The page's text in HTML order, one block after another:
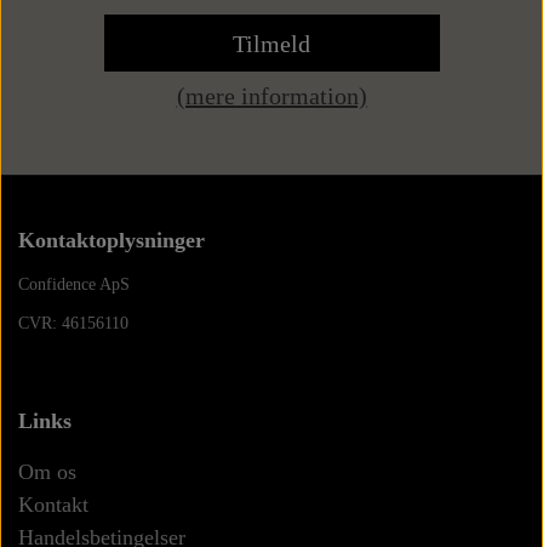
Tilmeld
(mere information)
Kontaktoplysninger
Confidence ApS
CVR: 46156110
Links
Om os
Kontakt
Handelsbetingelser